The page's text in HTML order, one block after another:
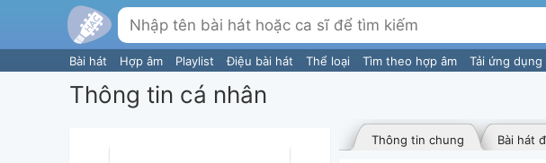
Bài hát Hợp âm Playlist Điệu bài hát Thể loại Tìm theo hợp âm Tải ứng dụng
Thông tin cá nhân
Bài hát
Thông tin chung